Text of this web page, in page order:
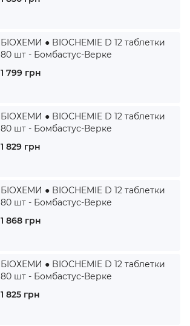
БІОХЕМИ ● BIOCHEMIE D 12 таблетки
80 шт - Бомбастус-Верке
1 799 грн
БІОХЕМИ ● BIOCHEMIE D 12 таблетки
80 шт - Бомбастус-Верке
1 829 грн
БІОХЕМИ ● BIOCHEMIE D 12 таблетки
80 шт - Бомбастус-Верке
1 868 грн
БІОХЕМИ ● BIOCHEMIE D 12 таблетки
80 шт - Бомбастус-Верке
1 825 грн